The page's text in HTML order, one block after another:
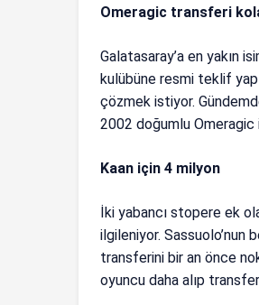
Omeragic transferi
Galatasaray’a en yakın
kulübüne resmi teklif
çözmek istiyor.
2002 doğumlu Omeragic
Kaan için 4 milyon
İki yabancı stopere ek
ilgileniyor. Sassuolo’nun
transferini bir an önce
oyuncu daha alıp